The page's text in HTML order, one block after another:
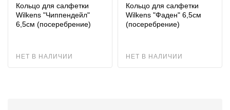
Кольцо для салфетки
Wilkens "Чиппендейл"
6,5см (посеребрение)
НЕТ В НАЛИЧИИ
Кольцо для салфетки
Wilkens "Фаден" 6,5см
(посеребрение)
НЕТ В НАЛИЧИИ